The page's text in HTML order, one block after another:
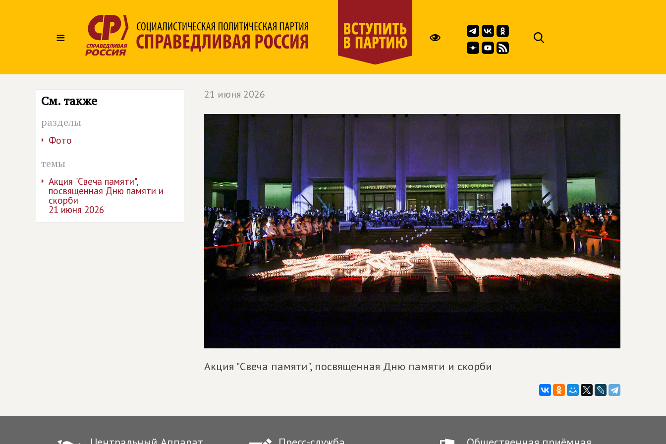
≡
См. также
разделы
Фото
темы
Акция "Свеча памяти",
посвященная Дню памяти и
скорби
21 июня 2026
21 июня 2026
Акция "Свеча памяти", посвященная Дню памяти и скорби